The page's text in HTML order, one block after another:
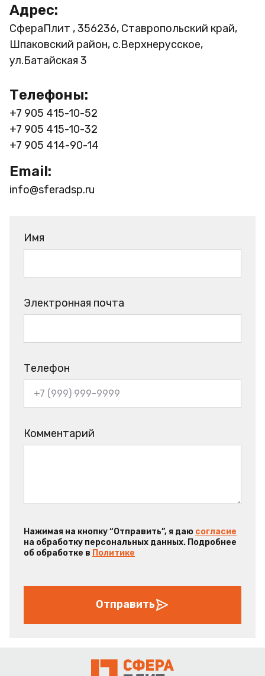
Адрес:
СфераПлит , 356236, Ставропольский край,
Шпаковский район, с.Верхнерусское,
ул.Батайская 3
Телефоны:
+7 905 415-10-52
+7 905 415-10-32
+7 905 414-90-14
Email:
info@sferadsp.ru
Имя
Электронная почта
Телефон
Комментарий
Нажимая на кнопку “Отправить”, я даю согласие
на обработку персональных данных. Подробнее
об обработке в Политике
Отправить